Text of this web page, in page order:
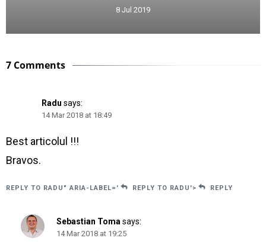
8 Jul 2019
7 Comments
Radu says:
14 Mar 2018 at 18:49
Best articolul !!!
Bravos.
REPLY TO RADU" ARIA-LABEL=' REPLY TO RADU'> REPLY
Sebastian Toma says:
14 Mar 2018 at 19:25